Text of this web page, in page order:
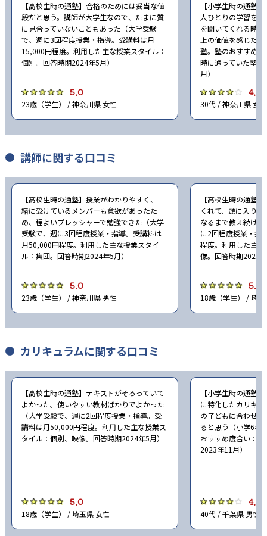
【高校生時の通塾】合格のためには妥当な値
段だと思う。講師が大学生なので、たまに質
に見合っていないこともあった（大学受験
で、週に3回程度授業・指導。受講料は月
15,000円程度。利用した主な授業スタイル：
個別。回答時期2024年5月）
5.0
23歳（学生） / 神奈川県 女性
【小学生時の通塾
人ひとりの学習を
を聞いてくれる時
上の価値を感じた
塾。塾のおすすめ
時に通っていた塾
月）
4.0
30代 / 神奈川県 女性
講師に関する口コミ
【高校生時の通塾】授業がわかりやすく、一
緒に受けているメンバーも意欲があったた
め、程よいプレッシャーで勉強できた（大学
受験で、週に3回程度授業・指導。受講料は
月50,000円程度。利用した主な授業スタイ
ル：集団。回答時期2024年5月）
5.0
23歳（学生） / 神奈川県 男性
【高校生時の通塾
くれて、頭に入り
なるまで教え続け
に2回程度授業・指
程度。利用した主
像。回答時期2024
5.0
18歳（学生） / 埼玉
カリキュラムに関する口コミ
【高校生時の通塾】テキストがそろっていて
よかった。使いやすい教材ばかりでよかった
（大学受験で、週に2回程度授業・指導。受
講料は月50,000円程度。利用した主な授業ス
タイル：個別、映像。回答時期2024年5月）
5.0
18歳（学生） / 埼玉県 女性
【小学生時の通塾
に特化したカリキ
の子どもに合わせ
ると思う（小学6年
おすすめ度合い：
2023年11月）
4.0
40代 / 千葉県 男性